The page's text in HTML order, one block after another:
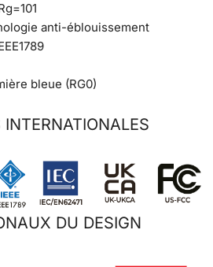
anti-éblouissement
bleue (RG0)
DU DESIGN